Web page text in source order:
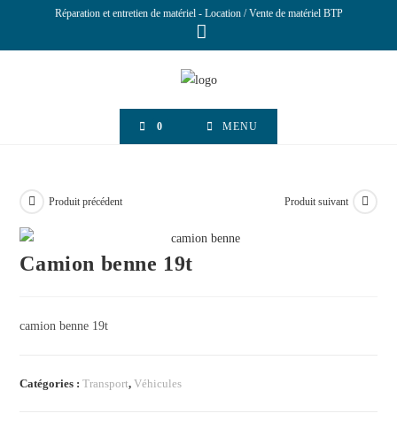
Réparation et entretien de matériel - Location / Vente de matériel BTP
0 MENU
Produit précédent Produit suivant
Camion benne 19t
camion benne 19t
Catégories :Transport,Véhicules